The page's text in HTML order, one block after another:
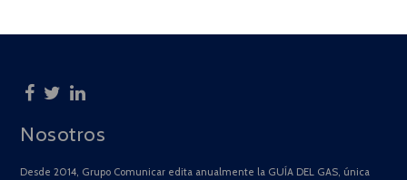
Nosotros
Desde 2014, Grupo Comunicar edita anualmente la GUÍA DEL GAS, única